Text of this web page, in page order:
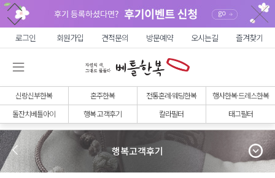
로그인 회원가입 견적문의 방문예약 오시는길 즐겨찾기
신랑신부한복 혼주한복 전통혼례·웨딩한복
행사한복·드레스한복
돌잔치베틀아이
행복 고객후기 칼라필터 태그필터
행복고객후기